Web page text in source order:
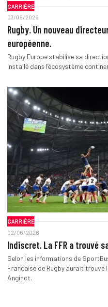
CARRIÈRE
03/06/2026
Rugby. Un nouveau
européenne.
Rugby Europe stabilise sa
installé dans l’écosystème
CARRIÈRE
02/06/2026
Indiscret. La FFR a trouvé
Selon les informations de
Française de Rugby aurait trouvé
Anginot.